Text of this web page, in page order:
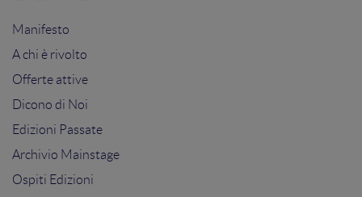
Manifesto
A chi è rivolto
Offerte attive
Dicono di Noi
Edizioni Passate
Archivio Mainstage
Ospiti Edizioni